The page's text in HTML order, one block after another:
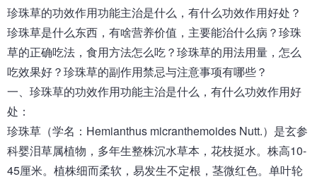
珍珠草的功效作用功能主治是什么，有什么功效作用好处 ？
珍珠草是什么东西，有啥营养价值，主要能治什么病？珍珠
草的正确吃法，食用方法怎么吃？珍珠草的用法用量，怎么
吃效果好？珍珠草的副作用禁忌与注意事项有哪些？
一、 珍珠草的功效作用功能主治是什么，有什么功效作用好
处 ：
珍珠草（学名：Hemianthus micranthemoides Nutt.）是玄参
科婴泪草属植物，多年生整株沉水草本，花枝挺水。株高10-
45厘米。植株细而柔软，易发生不定根，茎微红色。单叶轮